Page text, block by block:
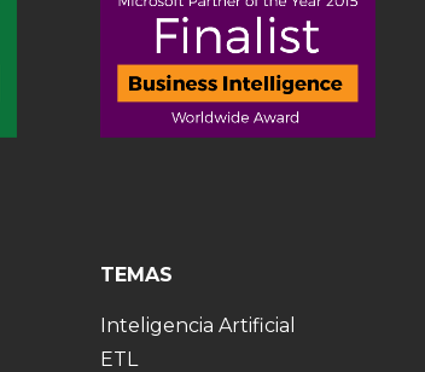
TEMAS
Inteligencia Artificial
ETL